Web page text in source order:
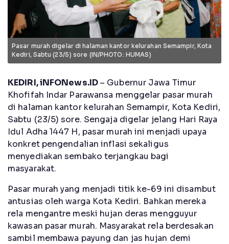
Pasar murah digelar di halaman kantor kelurahan Semampir, Kota
Kediri, Sabtu (23/5) sore (IN/PHOTO: HUMAS)
KEDIRI, iNFONews.ID– Gubernur Jawa Timur
Khofifah Indar Parawansa menggelar pasar murah
di halaman kantor kelurahan Semampir, Kota Kediri,
Sabtu (23/5) sore. Sengaja digelar jelang Hari Raya
Idul Adha 1447 H, pasar murah ini menjadi upaya
konkret pengendalian inflasi sekaligus
menyediakan sembako terjangkau bagi
masyarakat.
Pasar murah yang menjadi titik ke-69 ini disambut
antusias oleh warga Kota Kediri. Bahkan mereka
rela mengantre meski hujan deras mengguyur
kawasan pasar murah. Masyarakat rela berdesakan
sambil membawa payung dan jas hujan demi